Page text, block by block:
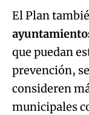
El Plan
que puedan
prevención,
consideren
municipales